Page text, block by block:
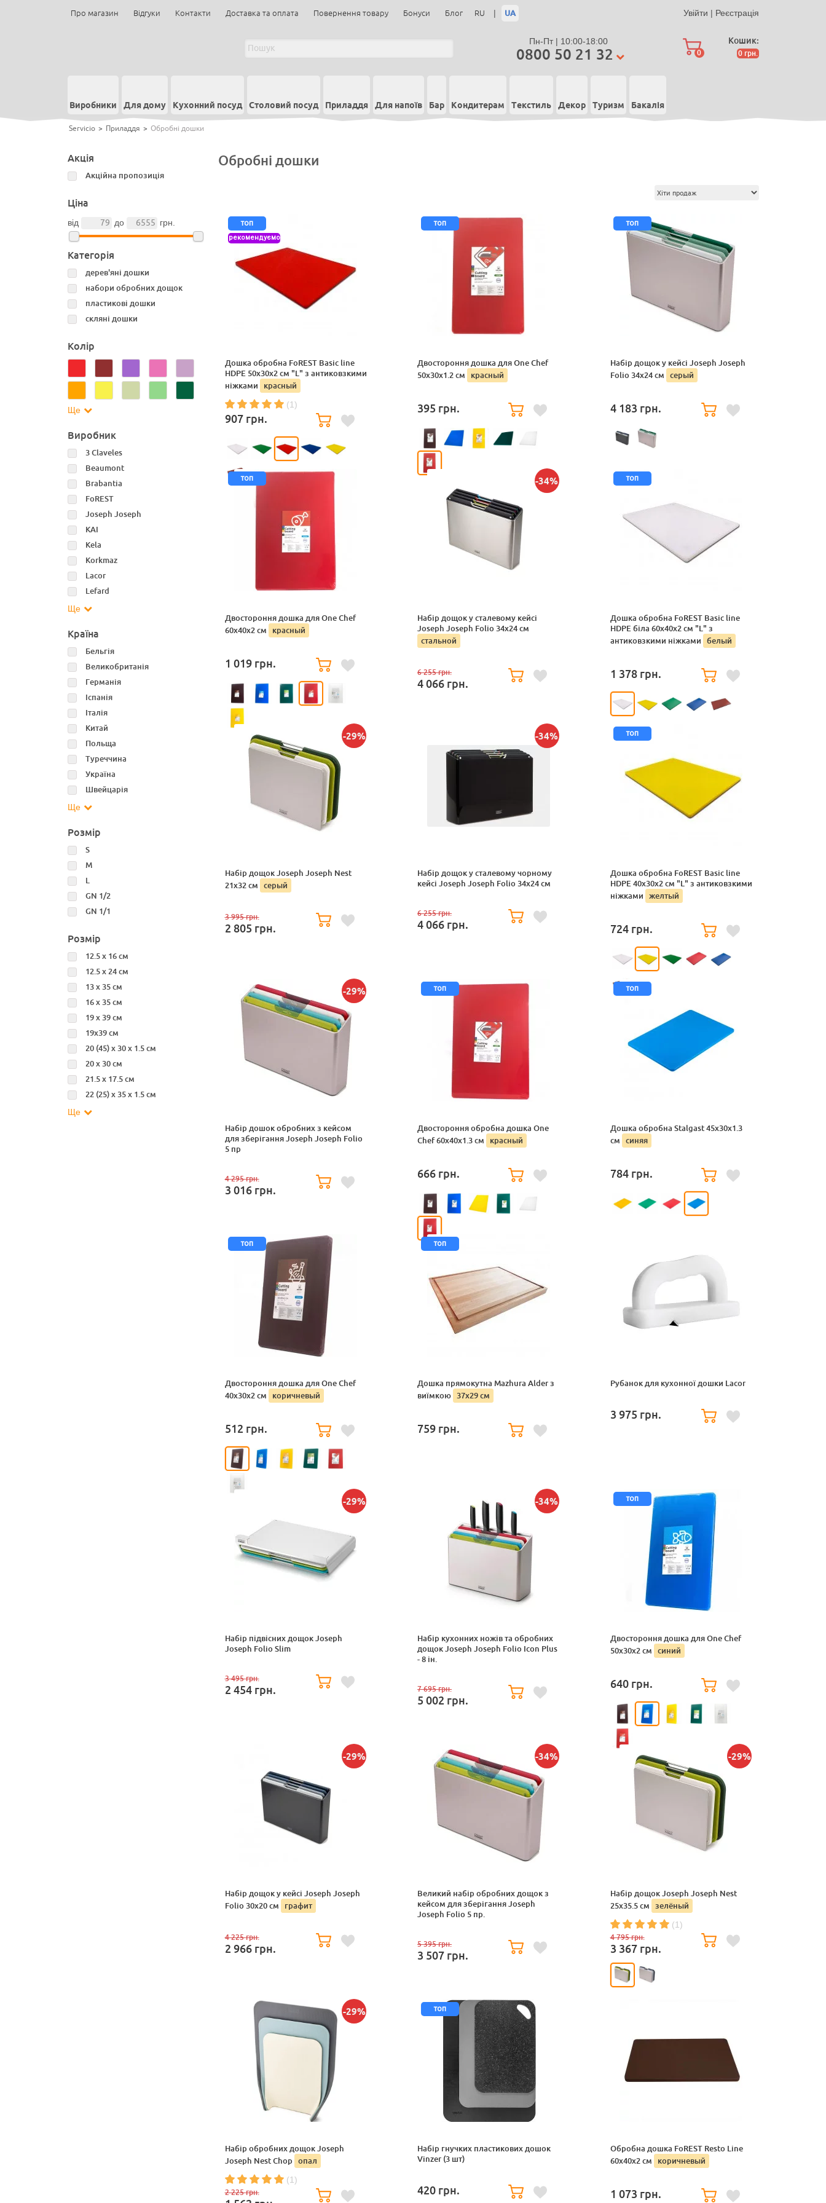
Про магазин Відгуки Контакти Доставка та оплата Повернення товару Бонуси Блог RU | UA Увійти | Реєстрація
Пн-Пт | 10:00-18:00
0800 50 21 32 0
Кошик:
0 грн.
Виробники Для дому Кухонний посуд Столовий посуд Приладдя Для напоїв Бар Кондитерам Текстиль Декор Туризм Бакалія
Servicio > Приладдя > Обробні дошки
Акція
Акційна пропозиція
Ціна
від до грн.
Категорія
дерев'яні дошки
набори обробних дощок
пластикові дошки
скляні дошки
Колір
Ще
Виробник
3 Claveles
Beaumont
Brabantia
FoREST
Joseph Joseph
KAI
Kela
Korkmaz
Lacor
Lefard
Ще
Країна
Бельгія
Великобританія
Германія
Іспанія
Італія
Китай
Польща
Туреччина
Україна
Швейцарія
Ще
Розмір
S
M
L
GN 1/2
GN 1/1
Розмір
12.5 x 16 см
12.5 х 24 см
13 х 35 см
16 x 35 см
19 x 39 см
19x39 см
20 (45) x 30 x 1.5 см
20 x 30 см
21.5 х 17.5 см
22 (25) x 35 x 1.5 см
Ще
Обробні дошки
рекомендуємо
топ
Дошка обробна FoREST Basic line
HDPE 50x30x2 см "L" з антиковзкими
ніжками
красный
(1)
907 грн.
топ
Двостороння дошка для One Chef
50x30x1.2 см
красный
395 грн.
топ
Набір дощок у кейсі Joseph Joseph
Folio 34х24 см серый
4 183 грн.
топ
Двостороння дошка для One Chef
60x40x2 см
красный
1 019 грн.
-34%
Набір дощок у сталевому кейсі
Joseph Joseph Folio 34х24 см
стальной
6 255грн.
4 066 грн.
топ
Дошка обробна FoREST Basic line
HDPE біла 60x40x2 см "L" з
антиковзкими ніжками белый
1 378 грн.
-29%
Набір дощок Joseph Joseph Nest
21x32 см серый
3 995грн.
2 805 грн.
-34%
Набір дощок у сталевому чорному
кейсі Joseph Joseph Folio 34х24 см
6 255грн.
4 066 грн.
топ
Дошка обробна FoREST Basic line
HDPE 40x30x2 см "L" з антиковзкими
ніжками желтый
724 грн.
-29%
Набір дошок обробних з кейсом
для зберігання Joseph Joseph Folio
5 пр
4 295грн.
3 016 грн.
топ
Двостороння обробна дошка One
Chef 60x40x1.3 см
красный
666 грн.
топ
Дошка обробна Stalgast 45x30x1.3
см синяя
784 грн.
топ
Двостороння дошка для One Chef
40x30x2 см
коричневый
512 грн.
топ
Дошка прямокутна Mazhura Alder з
виїмкою 37x29 см
759 грн.
Рубанок для кухонної дошки Lacor
3 975 грн.
-29%
Набір підвісних дощок Joseph
Joseph Folio Slim
3 495грн.
2 454 грн.
-34%
Набір кухонних ножів та обробних
дощок Joseph Joseph Folio Icon Plus
- 8 ін.
7 695грн.
5 002 грн.
топ
Двостороння дошка для One Chef
50x30x2 см синий
640 грн.
-29%
Набір дощок у кейсі Joseph Joseph
Folio 30х20 см
графит
4 225грн.
2 966 грн.
-34%
Великий набір обробних дощок з
кейсом для зберігання Joseph
Joseph Folio 5 пр.
5 395грн.
3 507 грн.
-29%
Набір дощок Joseph Joseph Nest
25x35.5 см зелёный
(1)
4 795грн.
3 367 грн.
-29%
Набір обробних дощок Joseph
Joseph Nest Chop опал
(1)
2 225грн.
топ
Набір гнучких пластикових дошок
Vinzer (3 шт)
420 грн.
Обробна дошка FoREST Resto Line
60х40х2 см
коричневый
1 073 грн.